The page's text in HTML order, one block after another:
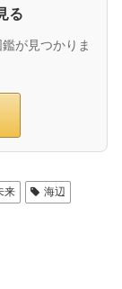
る
が見つかりま
来
海辺